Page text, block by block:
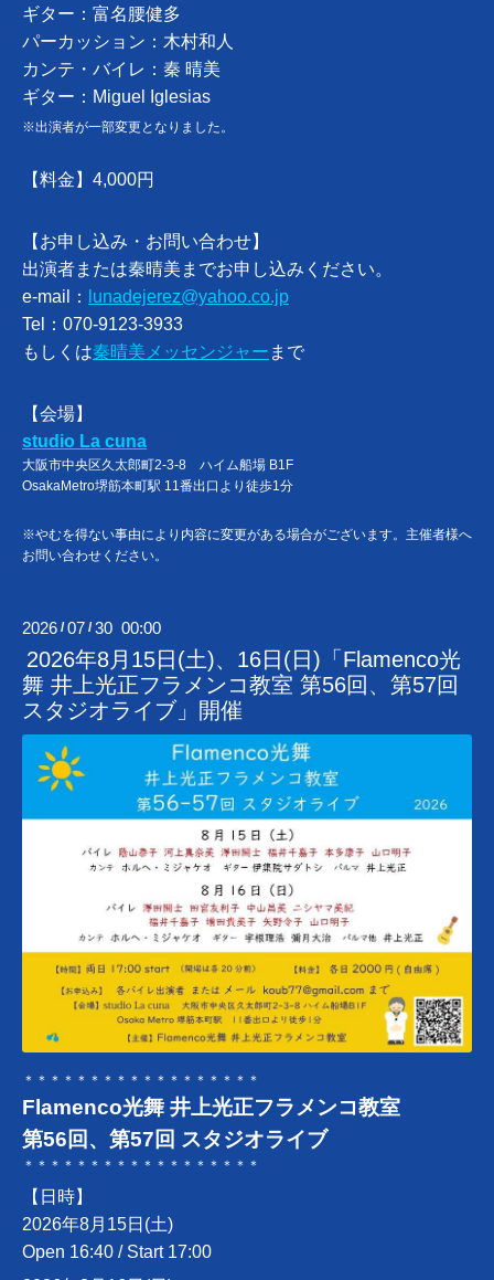
ギター：富名腰健多
パーカッション：木村和人
カンテ・バイレ：秦 晴美
ギター：Miguel Iglesias
※出演者が一部変更となりました。
【料金】4,000円
【お申し込み・お問い合わせ】
出演者または秦晴美までお申し込みください。
e-mail：
lunadejerez@yahoo.co.jp
Tel：070-9123-3933
もしくは秦晴美メッセンジャー まで
【会場】
studio La cuna
大阪市中央区久太郎町2-3-8 ハイム船場 B1F
OsakaMetro堺筋本町駅 11番出口より徒歩1分
※やむを得ない事由により内容に変更がある場合がございます。主催者様へ
お問い合わせください。
2026 /07 /30 00:00
2026年8月15日(土)、16日(日)「Flamenco光
舞 井上光正フラメンコ教室 第56回、第57回
スタジオライブ」開催
＊＊＊＊＊＊＊＊＊＊＊＊＊＊＊＊＊＊
Flamenco光舞 井上光正フラメンコ教室
第56回、第57回 スタジオライブ
＊＊＊＊＊＊＊＊＊＊＊＊＊＊＊＊＊＊
【日時】
2026年8月15日(土)
Open 16:40 / Start 17:00